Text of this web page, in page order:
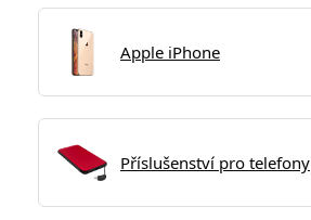
Apple iPhone
Příslušenství pro telefony